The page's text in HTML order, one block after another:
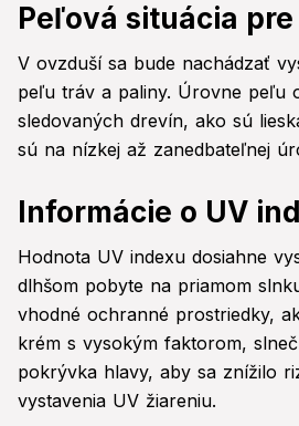
Peľová situácia
V ovzduší sa bude nachádzať
peľu tráv a paliny. Úrovne peľu
sledovaných drevín, ako sú
sú na nízkej až zanedbateľnej
Informácie o UV
Hodnota UV indexu dosiahne
dlhšom pobyte na priamom
vhodné ochranné prostriedky,
krém s vysokým faktorom,
pokrývka hlavy, aby sa znížilo
vystavenia UV žiareniu.